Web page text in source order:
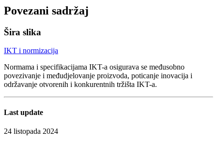
Povezani sadržaj
Šira slika
IKT i normizacija
Normama i specifikacijama IKT-a osigurava se međusobno
povezivanje i međudjelovanje proizvoda, poticanje inovacija i
održavanje otvorenih i konkurentnih tržišta IKT-a.
Last update
24 listopada 2024